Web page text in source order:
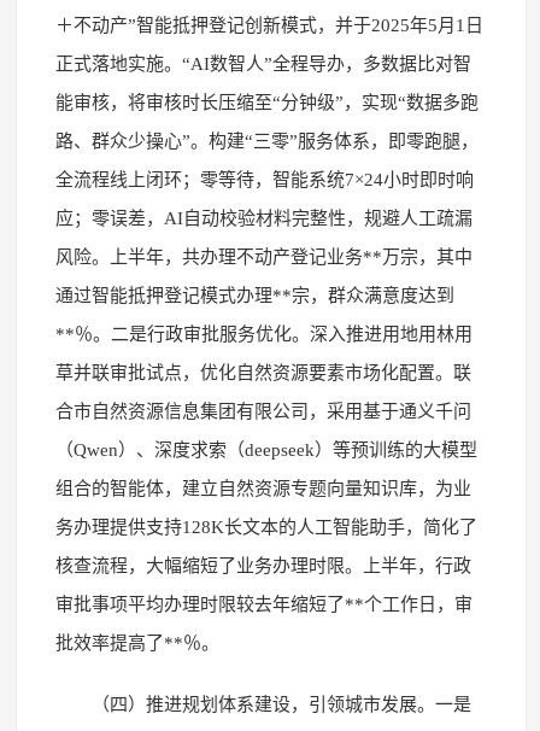
＋不动产”智能抵押登记创新模式，并于2025年5月1日
正式落地实施。“AI数智人”全程导办，多数据比对智
能审核，将审核时长压缩至“分钟级”，实现“数据多跑
路、群众少操心”。构建“三零”服务体系，即零跑腿，
全流程线上闭环；零等待，智能系统7×24小时即时响
应；零误差，AI自动校验材料完整性，规避人工疏漏
风险。上半年，共办理不动产登记业务**万宗，其中
通过智能抵押登记模式办理**宗，群众满意度达到
**％。二是行政审批服务优化。深入推进用地用林用
草并联审批试点，优化自然资源要素市场化配置。联
合市自然资源信息集团有限公司，采用基于通义千问
（Qwen）、深度求索（deepseek）等预训练的大模型
组合的智能体，建立自然资源专题向量知识库，为业
务办理提供支持128K长文本的人工智能助手，简化了
核查流程，大幅缩短了业务办理时限。上半年，行政
审批事项平均办理时限较去年缩短了**个工作日，审
批效率提高了**％。
（四）推进规划体系建设，引领城市发展。一是